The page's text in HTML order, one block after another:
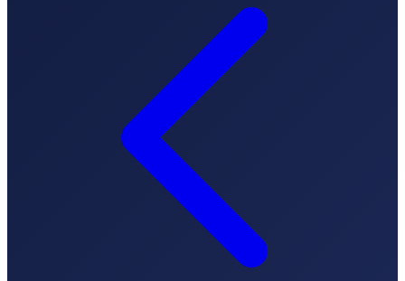
Linkaufbau-Studie SEO-Audit
SEO-Mentoring
Blog
🇫🇷 FR 🇩🇪 DE